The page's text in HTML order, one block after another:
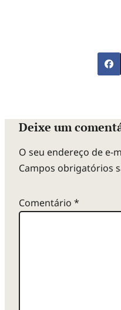
Deixe um
O seu endereço de e-
Campos obrigatórios
Comentário *